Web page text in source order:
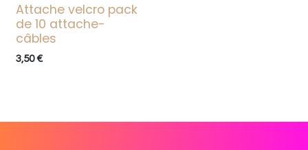
Attache velcro pack
de 10 attache-
câbles
3,50€